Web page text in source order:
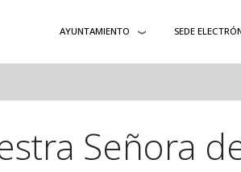
AYUNTAMIENTO SEDE
Señora